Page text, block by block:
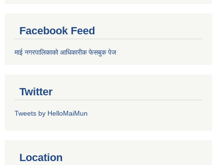
Facebook Feed
माई नगरपालिकाको आधिकारीक फेसबुक पेज
Twitter
Tweets by HelloMaiMun
Location